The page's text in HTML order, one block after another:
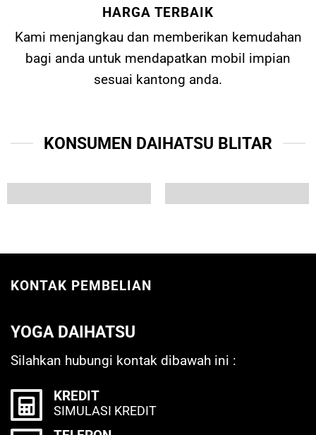
HARGA TERBAIK
Kami menjangkau dan memberikan kemudahan
bagi anda untuk mendapatkan mobil impian
sesuai kantong anda.
KONSUMEN DAIHATSU BLITAR
KONTAK PEMBELIAN
YOGA DAIHATSU
Silahkan hubungi kontak dibawah ini :
KREDIT
SIMULASI KREDIT